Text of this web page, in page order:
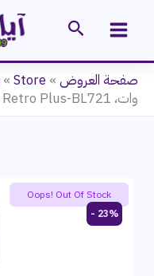
البحث
صفحة العروض »
Store
»
وات، Retro Plus-BL721 +هدية مجانية
Oops! Out Of Stock
23% -